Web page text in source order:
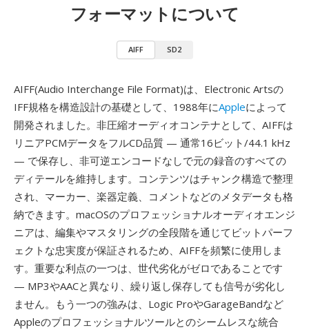
フォーマットについて
AIFF SD2
AIFF(Audio Interchange File Format)は、Electronic Artsの
IFF規格を構造設計の基礎として、1988年にAppleによって
開発されました。非圧縮オーディオコンテナとして、AIFFは
リニアPCMデータをフルCD品質 — 通常16ビット/44.1 kHz
— で保存し、非可逆エンコードなしで元の録音のすべての
ディテールを維持します。コンテンツはチャンク構造で整理
され、マーカー、楽器定義、コメントなどのメタデータも格
納できます。macOSのプロフェッショナルオーディオエンジ
ニアは、編集やマスタリングの全段階を通じてビットパーフ
ェクトな忠実度が保証されるため、AIFFを頻繁に使用しま
す。重要な利点の一つは、世代劣化がゼロであることです
— MP3やAACと異なり、繰り返し保存しても信号が劣化し
ません。もう一つの強みは、Logic ProやGarageBandなど
Appleのプロフェッショナルツールとのシームレスな統合